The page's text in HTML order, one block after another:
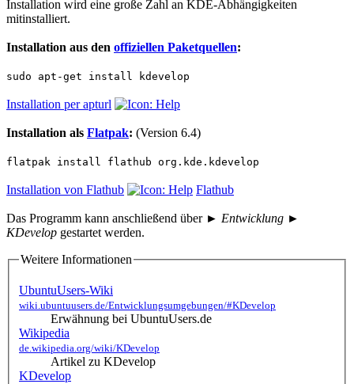
Installation wird eine große Zahl an KDE-Abhängigkeiten
mitinstalliert.
Installation aus den offiziellen Paketquellen:
sudo apt-get install kdevelop
Installation per apturl
Installation als Flatpak: (Version 6.4)
flatpak install flathub org.kde.kdevelop
Installation von Flathub Flathub
Das Programm kann anschließend über ► Entwicklung ►
KDevelop gestartet werden.
Weitere Informationen
UbuntuUsers-Wiki
wiki.ubuntuusers.de/Entwicklungsumgebungen/#KDevelop
Erwähnung bei UbuntuUsers.de
Wikipedia
de.wikipedia.org/wiki/KDevelop
Artikel zu KDevelop
KDevelop